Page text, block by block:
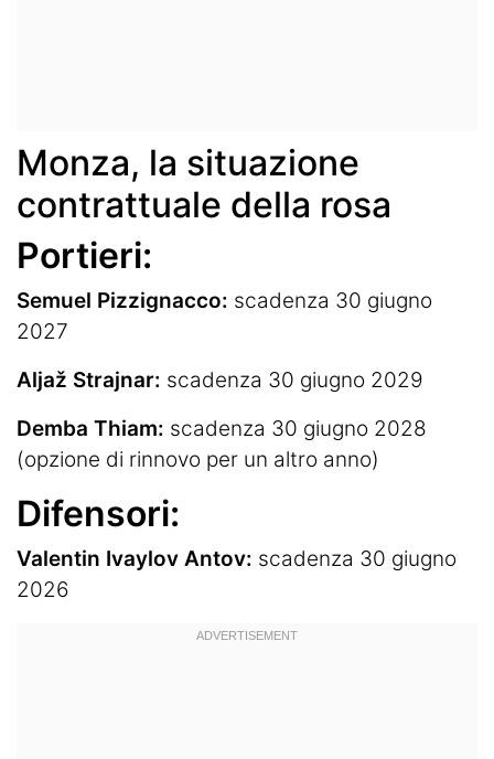
Monza, la situazione
contrattuale della rosa
Portieri:
Semuel Pizzignacco: scadenza 30 giugno
2027
Aljaž Strajnar: scadenza 30 giugno 2029
Demba Thiam: scadenza 30 giugno 2028
(opzione di rinnovo per un altro anno)
Difensori:
Valentin Ivaylov Antov: scadenza 30 giugno
2026